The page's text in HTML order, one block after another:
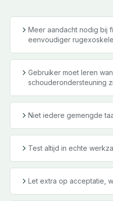
Meer aandacht nodig bij
eenvoudiger
Gebruiker moet leren
schouderondersteuning
Niet iedere gemengde
Test altijd in echte
Let extra op acceptatie,